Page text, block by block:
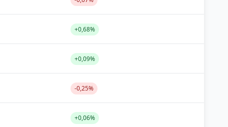
+0,68%
+0,09%
-0,25%
+0,06%